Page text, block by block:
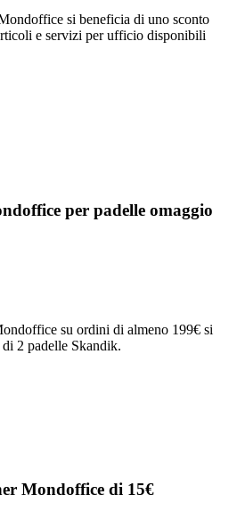
si beneficia di uno sconto
e servizi per ufficio disponibili
per padelle omaggio
su ordini di almeno 199€ si
2 padelle Skandik.
Mondoffice di 15€